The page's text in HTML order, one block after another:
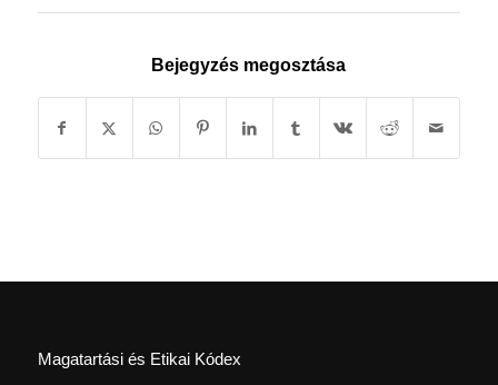
Bejegyzés megosztása
Magatartási és Etikai Kódex